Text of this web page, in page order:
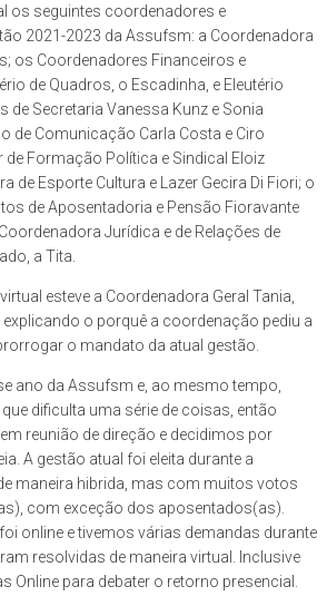
os seguintes coordenadores e
2021-2023 da Assufsm: a Coordenadora
os Coordenadores Financeiros e
de Quadros, o Escadinha, e Eleutério
de Secretaria Vanessa Kunz e Sonia
de Comunicação Carla Costa e Ciro
de Formação Política e Sindical Eloiz
de Esporte Cultura e Lazer Gecira Di Fiori; o
de Aposentadoria e Pensão Fioravante
Jurídica e de Relações de
a Tita.
esteve a Coordenadora Geral Tania,
explicando o porquê a coordenação pediu a
o mandato da atual gestão.
ano da Assufsm e, ao mesmo tempo,
dificulta uma série de coisas, então
reunião de direção e decidimos por
A gestão atual foi eleita durante a
maneira hibrida, mas com muitos votos
com exceção dos aposentados(as).
online e tivemos várias demandas durante
resolvidas de maneira virtual. Inclusive
Online para debater o retorno presencial.